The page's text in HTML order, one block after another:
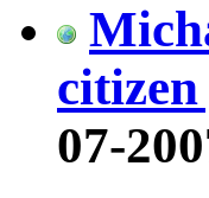
07-